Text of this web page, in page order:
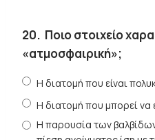
20. Ποιο στοιχείο
«ατμοσφαιρική»;
Η διατομή που είναι
Η διατομή που μπορεί να
Η παρουσία των